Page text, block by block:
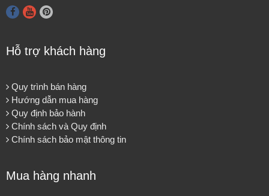
Hỗ trợ khách hàng
Quy trình bán hàng
Hướng dẫn mua hàng
Quy định bảo hành
Chính sách và Quy định
Chính sách bảo mật thông tin
Mua hàng nhanh